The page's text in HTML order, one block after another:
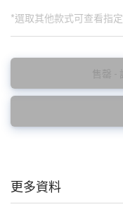
*選取其他款式可查看指
此為預購品
<預購款>因為韓國東
後才陸續返貨⚠️
此為減價貨品
特價品不設退換，購買
售罄 -
更多資料